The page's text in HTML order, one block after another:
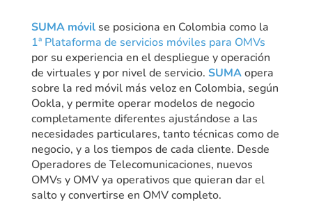
SUMA móvilse posiciona en Colombia como la
1ª Plataforma de servicios móviles para OMVs
por su experiencia en el despliegue y operación
de virtuales y por nivel de servicio. SUMAopera
sobre la red móvil más veloz en Colombia, según
Ookla, y permite operar modelos de negocio
completamente diferentes ajustándose a las
necesidades particulares, tanto técnicas como de
negocio, y a los tiempos de cada cliente. Desde
Operadores de Telecomunicaciones, nuevos
OMVs y OMV ya operativos que quieran dar el
salto y convertirse en OMV completo.